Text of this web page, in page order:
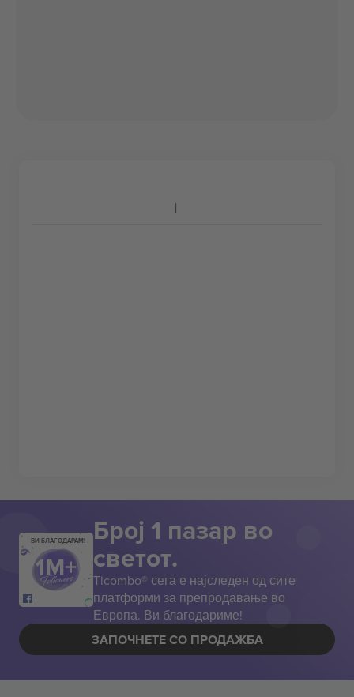
ВИ БЛАГОДАРАМ! Број 1 пазар во
светот.
Ticombo® сега е најследен од сите
платформи за препродавање во
Европа. Ви благодариме!
ЗАПОЧНЕТЕ СО ПРОДАЖБА